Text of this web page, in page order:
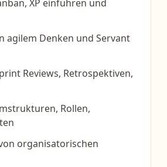
XP einführen und
agilem Denken und Servant
Reviews, Retrospektiven,
Rollen,
organisatorischen